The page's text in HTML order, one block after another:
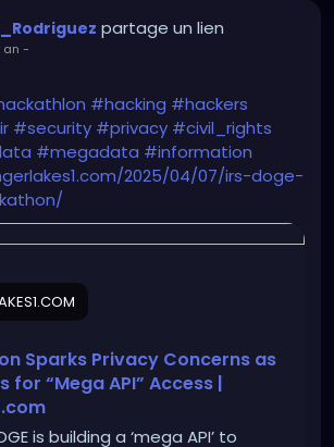
partage un lien
an -
#hacking #hackers
#security #privacy #civil_rights
#megadata #information
2025/04/07/irs-doge-
Sparks Privacy Concerns as
for “Mega API” Access |
is building a ‘mega API’ to